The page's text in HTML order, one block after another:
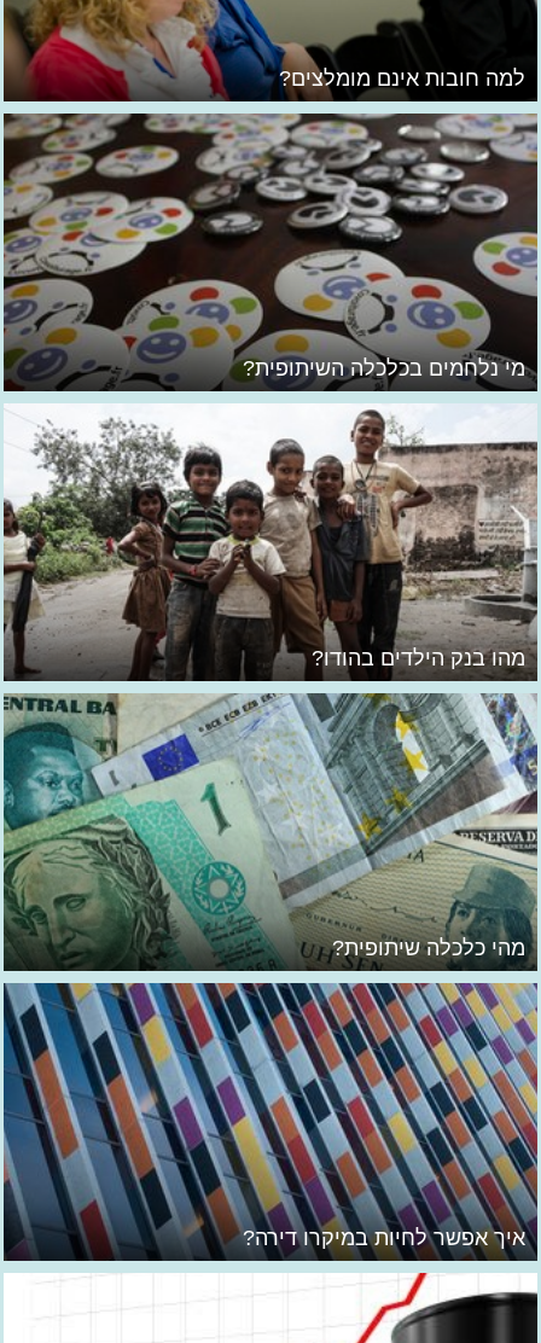
למה חובות אינם מומלצים?
מי נלחמים בכלכלה השיתופית?
מהו בנק הילדים בהודו?
מהי כלכלה שיתופית?
איך אפשר לחיות במיקרו דירה?